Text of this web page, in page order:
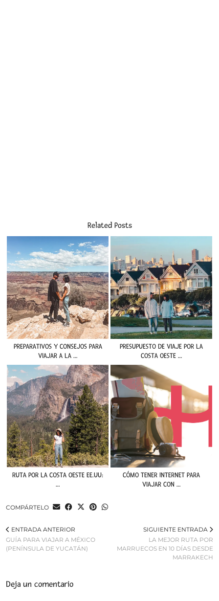
Related Posts
PREPARATIVOS Y CONSEJOS PARA
VIAJAR A LA …
PRESUPUESTO DE VIAJE POR LA
COSTA OESTE …
RUTA POR LA COSTA OESTE EE.UU:
…
CÓMO TENER INTERNET PARA
VIAJAR CON …
COMPÁRTELO
ENTRADA ANTERIOR
GUÍA PARA VIAJAR A MÉXICO
(PENÍNSULA DE YUCATÁN)
SIGUIENTE ENTRADA
LA MEJOR RUTA POR
MARRUECOS EN 10 DÍAS DESDE
MARRAKECH
Deja un comentario